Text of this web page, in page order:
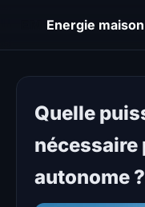
Energie maison
Quelle
nécessaire
autonome ?